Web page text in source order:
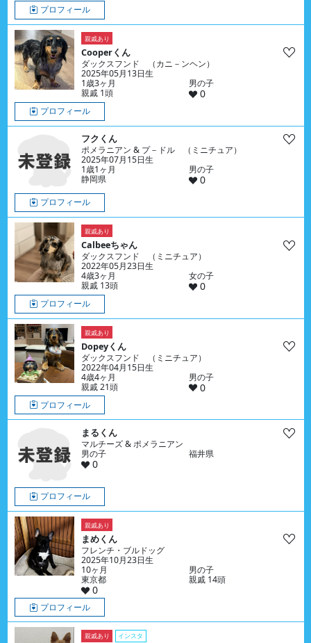
プロフィール
親戚あり
Cooperくん
ダックスフンド （カニ－ンヘン）
2025年05月13日生
1歳3ヶ月
男の子
親戚 1頭
0
プロフィール
フクくん
ポメラニアン & プ－ドル （ミニチュア）
2025年07月15日生
1歳1ヶ月
男の子
静岡県
0
プロフィール
親戚あり
Calbeeちゃん
ダックスフンド （ミニチュア）
2022年05月23日生
4歳3ヶ月
女の子
親戚 13頭
0
プロフィール
親戚あり
Dopeyくん
ダックスフンド （ミニチュア）
2022年04月15日生
4歳4ヶ月
男の子
親戚 21頭
0
プロフィール
まるくん
マルチーズ & ポメラニアン
男の子
福井県
0
プロフィール
親戚あり
まめくん
フレンチ・ブルドッグ
2025年10月23日生
10ヶ月
男の子
東京都
親戚 14頭
0
プロフィール
親戚あり インスタ